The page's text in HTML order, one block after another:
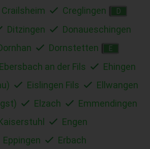
Crailsheim Creglingen D
Ditzingen
Donaueschingen
Dornstetten E
Ebersbach an der Fils
Ehingen
Eislingen Fils
Ellwangen
Elzach
Emmendingen
Engen
Eppingen
Erbach